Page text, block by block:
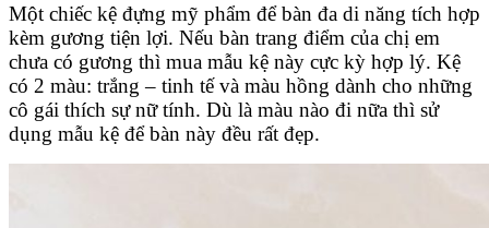
Một chiếc kệ đựng mỹ phẩm để bàn đa di năng tích hợp
kèm gương tiện lợi. Nếu bàn trang điểm của chị em
chưa có gương thì mua mẫu kệ này cực kỳ hợp lý. Kệ
có 2 màu: trắng – tinh tế và màu hồng dành cho những
cô gái thích sự nữ tính. Dù là màu nào đi nữa thì sử
dụng mẫu kệ để bàn này đều rất đẹp.